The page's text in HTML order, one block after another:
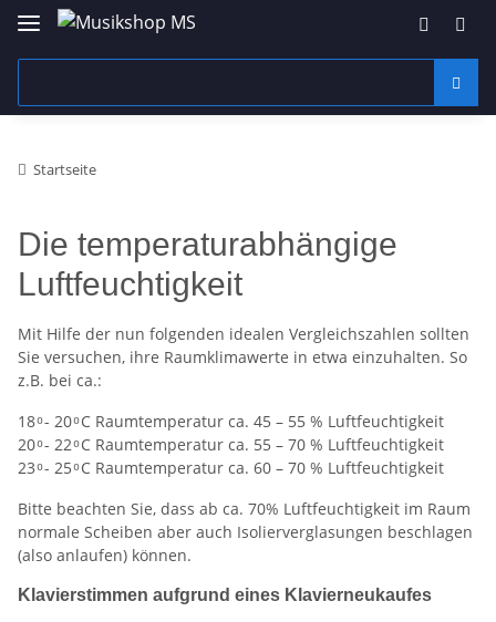
Startseite
Die temperaturabhängige
Luftfeuchtigkeit
Mit Hilfe der nun folgenden idealen Vergleichszahlen sollten
Sie versuchen, ihre Raumklimawerte in etwa einzuhalten. So
z.B. bei ca.:
18 ͦ - 20 ͦ C Raumtemperatur ca. 45 – 55 % Luftfeuchtigkeit
20 ͦ - 22 ͦ C Raumtemperatur ca. 55 – 70 % Luftfeuchtigkeit
23 ͦ - 25 ͦ C Raumtemperatur ca. 60 – 70 % Luftfeuchtigkeit
Bitte beachten Sie, dass ab ca. 70% Luftfeuchtigkeit im Raum
normale Scheiben aber auch Isolierverglasungen beschlagen
(also anlaufen) können.
Klavierstimmen aufgrund eines Klavierneukaufes